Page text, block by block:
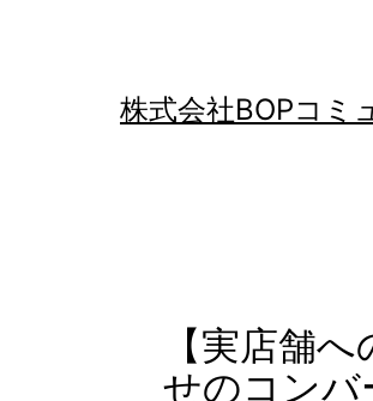
株式会社BOPコミ
【実店舗
せのコン